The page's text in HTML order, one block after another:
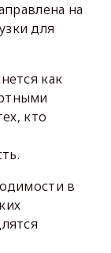
на
для
как
кто
в